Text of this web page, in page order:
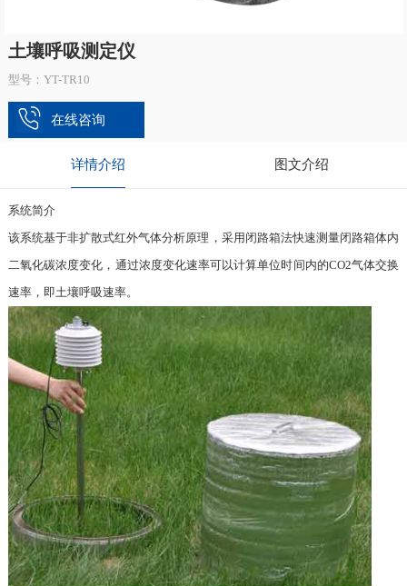
土壤呼吸测定仪
型号：YT-TR10
在线咨询
详情介绍 图文介绍
系统简介
该系统基于非扩散式红外气体分析原理，采用闭路箱法快速测量闭路箱体内
二氧化碳浓度变化，通过浓度变化速率可以计算单位时间内的CO2气体交换
速率，即土壤呼吸速率。